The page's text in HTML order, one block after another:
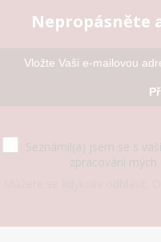
Nepropásněte
Seznámil(a) jsem se s vaší
zpracování